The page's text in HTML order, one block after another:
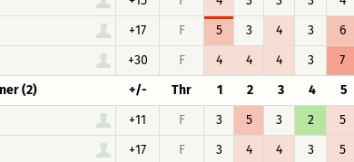
+17 F 5 3 4 3 6
+30 F 4 4 4 3 7
(2)
+/- Thr 1 2 3 4 5
+11 F 3 5 3 2 5
+17 F 3 4 4 3 5